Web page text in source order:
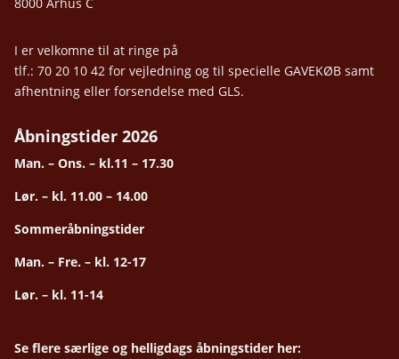
I er velkomne til at ringe på
tlf.: 70 20 10 42 for vejledning og til specielle GAVEKØB samt
afhentning eller forsendelse med GLS.
Åbningstider 2026
Man. – Ons. – kl.11 – 17.30
Lør. – kl. 11.00 – 14.00
Sommeråbningstider
Man. – Fre. – kl. 12-17
Lør. – kl. 11-14
Se flere særlige og helligdags åbningstider her: